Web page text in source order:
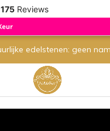
175 Reviews
Eigen atelier: wij